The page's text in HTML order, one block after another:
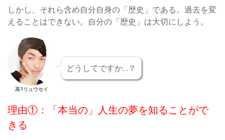
しかし、それら含め自分自身の「歴史」である。過去を変
えることはできない。自分の「歴史」は大切にしよう。
高1リュウセイ
どうしてですか…？
理由①：「本当の」人生の夢を知ることがで
きる